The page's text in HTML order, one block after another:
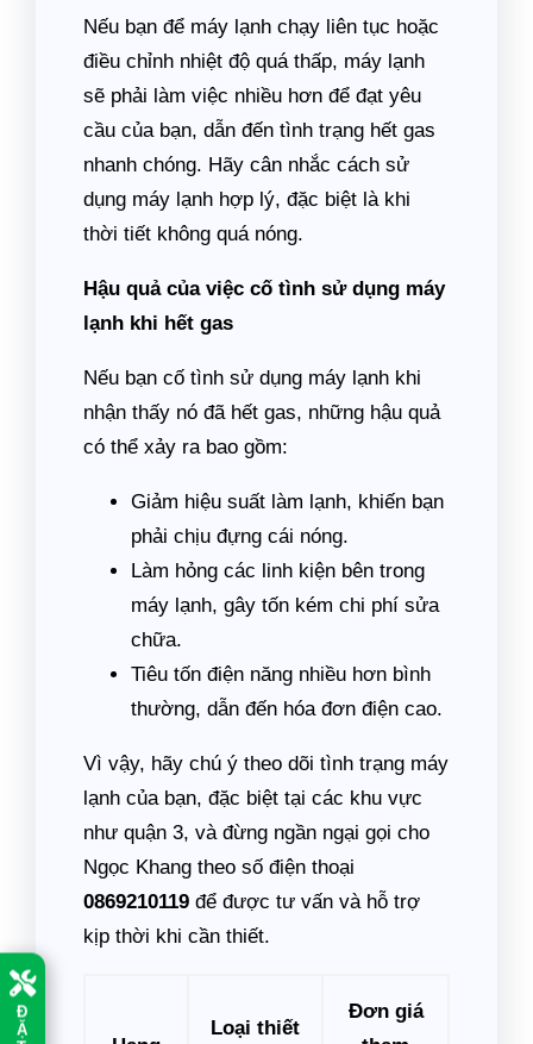
Đ
Ặ
Nếu bạn để máy lạnh chạy liên tục hoặc
điều chỉnh nhiệt độ quá thấp, máy lạnh
sẽ phải làm việc nhiều hơn để đạt yêu
cầu của bạn, dẫn đến tình trạng hết gas
nhanh chóng. Hãy cân nhắc cách sử
dụng máy lạnh hợp lý, đặc biệt là khi
thời tiết không quá nóng.
Hậu quả của việc cố tình sử dụng máy
lạnh khi hết gas
Nếu bạn cố tình sử dụng máy lạnh khi
nhận thấy nó đã hết gas, những hậu quả
có thể xảy ra bao gồm:
Giảm hiệu suất làm lạnh, khiến bạn
phải chịu đựng cái nóng.
Làm hỏng các linh kiện bên trong
máy lạnh, gây tốn kém chi phí sửa
chữa.
Tiêu tốn điện năng nhiều hơn bình
thường, dẫn đến hóa đơn điện cao.
Vì vậy, hãy chú ý theo dõi tình trạng máy
lạnh của bạn, đặc biệt tại các khu vực
như quận 3, và đừng ngần ngại gọi cho
Ngọc Khang theo số điện thoại
0869210119 để được tư vấn và hỗ trợ
kịp thời khi cần thiết.
Loại thiết
Đơn giá